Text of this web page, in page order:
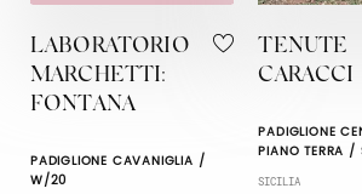
LABORATORIO
MARCHETTI:
FONTANA
PADIGLIONE CAVANIGLIA /
W/20
TENUTE
CARACCI
PADIGLIONE
PIANO TERRA
SICILIA